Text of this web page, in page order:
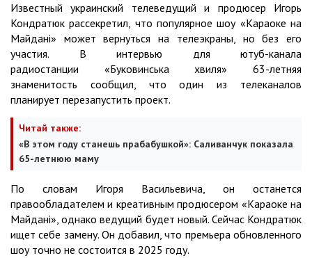
Известный украинский телеведущий и продюсер Игорь
Кондратюк рассекретил, что популярное шоу «Караоке на
Майдані» может вернуться на телеэкраны, но без его
участия. В интервью для ютуб-канала
радиостанции «Буковинська хвиля» 63-летняя
знаменитость сообщил, что один из телеканалов
планирует перезапустить проект.
Читай также:
«В этом году станешь прабабушкой»: Саливанчук показала
65-летнюю маму
По словам Игоря Васильевича, он останется
правообладателем и креативным продюсером «Караоке на
Майдані», однако ведущий будет новый. Сейчас Кондратюк
ищет себе замену. Он добавил, что премьера обновленного
шоу точно не состоится в 2025 году.